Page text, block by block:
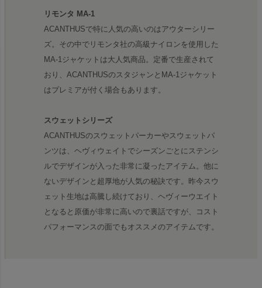
リモンタ MA-1
ACANTHUSで特に人気の高いのはアウターシリー
ズ。その中でリモンタ社の高級ナイロンを使用した
MA-1ジャケットは大人気商品。定番で生産されて
おり、ACANTHUSのスタジャンとMA-1ジャケット
はプレミアが付く場合もあります。
スウェットシリーズ
ACANTHUSのスウェットパーカーやスウェットパ
ンツは、ヘヴィウェイトでシーズンごとにステンシ
ルでデザインが入った非常に凝ったアイテム。他に
ないデザインと超厚地が人気の秘訣です。昨今スウ
ェット生地は高騰し続けており、ヘヴィーウエイト
となると原価が非常に高いので裏話ですが、コスト
パフォーマンスの面でもオススメのアイテムです。